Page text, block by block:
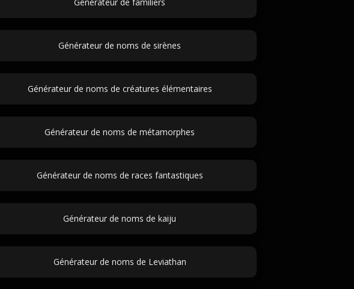
Générateur de noms de sirènes
Générateur de noms de créatures élémentaires
Générateur de noms de métamorphes
Générateur de noms de races fantastiques
Générateur de noms de kaiju
Générateur de noms de Leviathan